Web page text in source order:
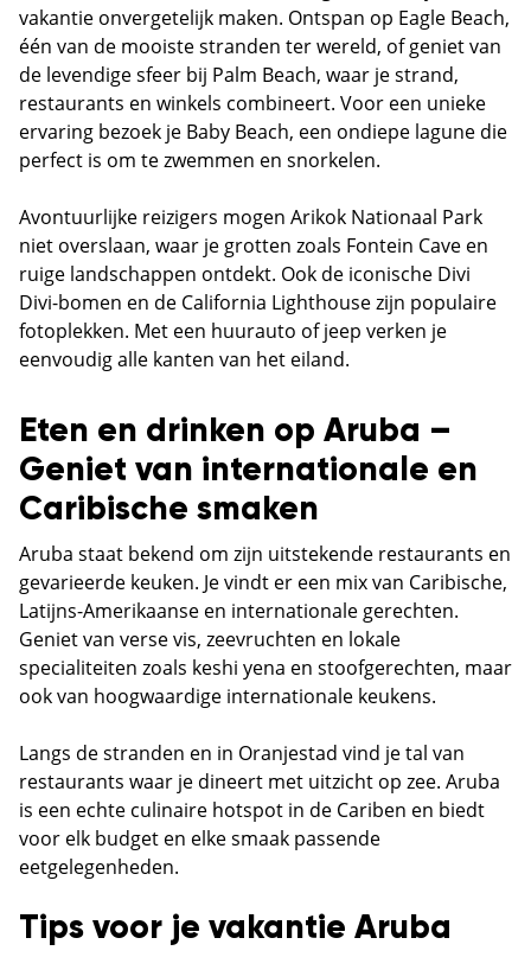
vakantie onvergetelijk maken. Ontspan op Eagle Beach,
één van de mooiste stranden ter wereld, of geniet van
de levendige sfeer bij Palm Beach, waar je strand,
restaurants en winkels combineert. Voor een unieke
ervaring bezoek je Baby Beach, een ondiepe lagune die
perfect is om te zwemmen en snorkelen.
Avontuurlijke reizigers mogen Arikok Nationaal Park
niet overslaan, waar je grotten zoals Fontein Cave en
ruige landschappen ontdekt. Ook de iconische Divi
Divi-bomen en de California Lighthouse zijn populaire
fotoplekken. Met een huurauto of jeep verken je
eenvoudig alle kanten van het eiland.
Eten en drinken op Aruba –
Geniet van internationale en
Caribische smaken
Aruba staat bekend om zijn uitstekende restaurants en
gevarieerde keuken. Je vindt er een mix van Caribische,
Latijns-Amerikaanse en internationale gerechten.
Geniet van verse vis, zeevruchten en lokale
specialiteiten zoals keshi yena en stoofgerechten, maar
ook van hoogwaardige internationale keukens.
Langs de stranden en in Oranjestad vind je tal van
restaurants waar je dineert met uitzicht op zee. Aruba
is een echte culinaire hotspot in de Cariben en biedt
voor elk budget en elke smaak passende
eetgelegenheden.
Tips voor je vakantie Aruba